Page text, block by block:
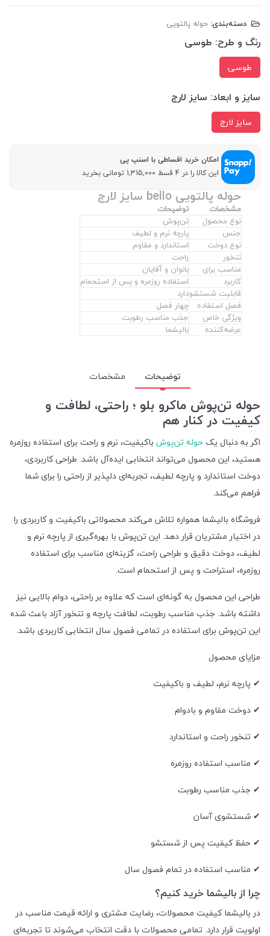
دسته‌بندی: حوله پالتویی
رنگ و طرح: طوسی
طوسی
سایز و ابعاد: سایز لارج
سایز لارج
امکان خرید اقساطی با اسنپ پی
این کالا را در 4 قسط 1,315,000 تومانی بخرید
حوله پالتویی bello سایز لارج
مشخصات
توضیحات
نوع محصول
تن‌پوش
جنس
پارچه نرم و لطیف
نوع دوخت
استاندارد و مقاوم
تنخور
راحت
مناسب برای
بانوان و آقایان
کاربرد
استفاده روزمره و پس از استحمام
قابلیت شستشودارد
فصل استفاده
چهار فصل
ویژگی خاص
جذب مناسب رطوبت
عرضه‌کننده
بالیشما
توضیحات مشخصات
حوله تن‌پوش ماکرو بلو ؛ راحتی، لطافت و
کیفیت در کنار هم
اگر به دنبال یک حوله تن‌پوش باکیفیت، نرم و راحت برای استفاده روزمره
هستید، این محصول می‌تواند انتخابی ایده‌آل باشد. طراحی کاربردی،
دوخت استاندارد و پارچه لطیف، تجربه‌ای دلپذیر از راحتی را برای شما
فراهم می‌کند.
فروشگاه بالیشما همواره تلاش می‌کند محصولاتی باکیفیت و کاربردی را
در اختیار مشتریان قرار دهد. این تن‌پوش با بهره‌گیری از پارچه نرم و
لطیف، دوخت دقیق و طراحی راحت، گزینه‌ای مناسب برای استفاده
روزمره، استراحت و پس از استحمام است.
طراحی این محصول به گونه‌ای است که علاوه بر راحتی، دوام بالایی نیز
داشته باشد. جذب مناسب رطوبت، لطافت پارچه و تنخور آزاد باعث شده
این تن‌پوش برای استفاده در تمامی فصول سال انتخابی کاربردی باشد.
مزایای محصول
✔ پارچه نرم، لطیف و باکیفیت
✔ دوخت مقاوم و بادوام
✔ تنخور راحت و استاندارد
✔ مناسب استفاده روزمره
✔ جذب مناسب رطوبت
✔ شستشوی آسان
✔ حفظ کیفیت پس از شستشو
✔ مناسب استفاده در تمام فصول سال
چرا از بالیشما خرید کنیم؟
در بالیشما کیفیت محصولات، رضایت مشتری و ارائه قیمت مناسب در
اولویت قرار دارد. تمامی محصولات با دقت انتخاب می‌شوند تا تجربه‌ای